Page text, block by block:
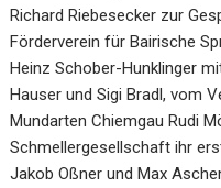
Richard Riebesecker zur
Förderverein für Bairische
Heinz Schober-Hunklinger
Hauser und Sigi Bradl, vom
Mundarten Chiemgau Rudi
Schmellergesellschaft ihr
Jakob Oßner und Max